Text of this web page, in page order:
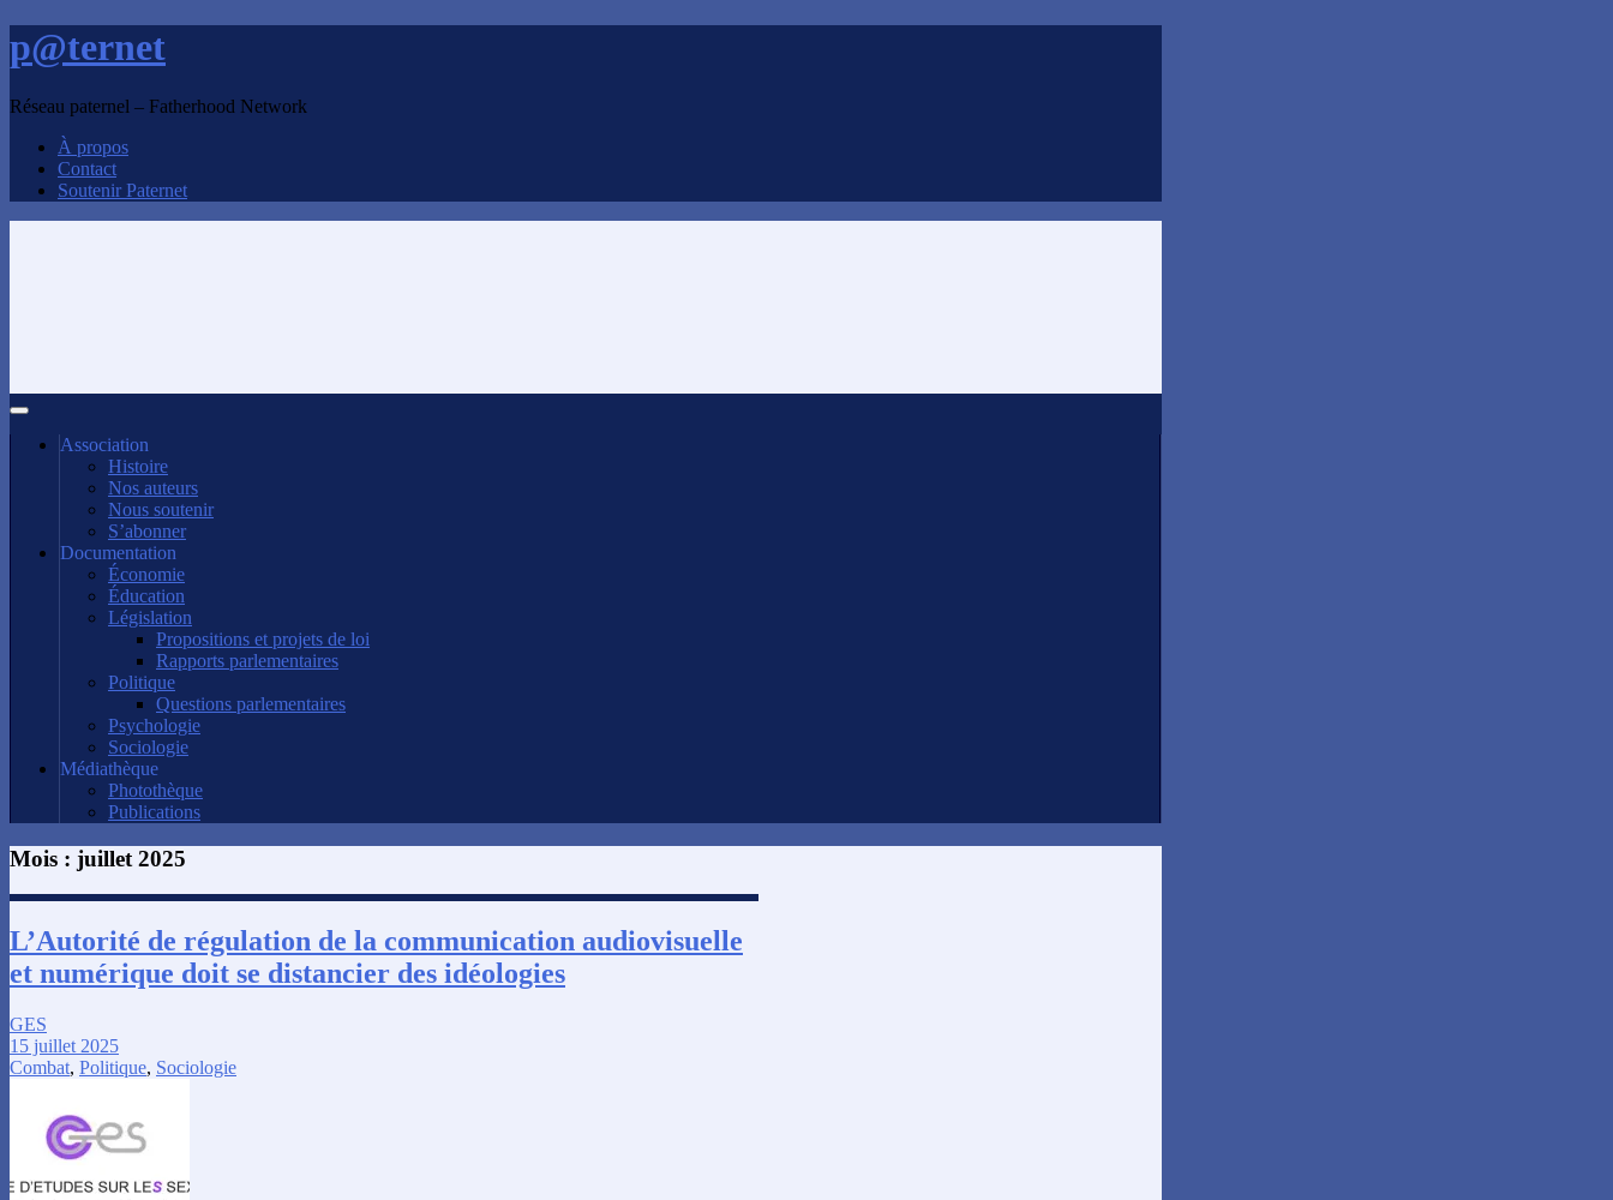
p@ternet
Réseau paternel – Fatherhood Network
À propos
Contact
Soutenir Paternet
Association
Histoire
Nos auteurs
Nous soutenir
S’abonner
Documentation
Économie
Éducation
Législation
Propositions et projets de loi
Rapports parlementaires
Politique
Questions parlementaires
Psychologie
Sociologie
Médiathèque
Photothèque
Publications
Mois : juillet 2025
L’Autorité de régulation de la communication audiovisuelle
et numérique doit se distancier des idéologies
GES
15 juillet 2025
Combat, Politique, Sociologie